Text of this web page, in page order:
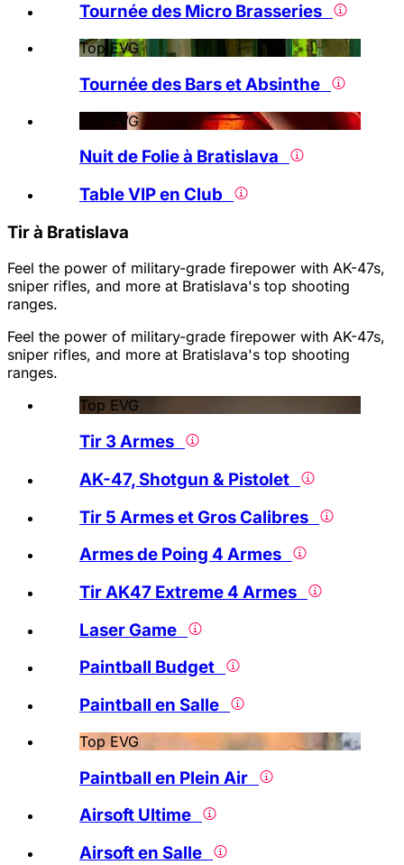
Tournée des Micro Brasseries
Top EVG
Tournée des Bars et Absinthe
Top EVG
Nuit de Folie à Bratislava
Table VIP en Club
Tir à Bratislava
Feel the power of military-grade firepower with AK-47s,
sniper rifles, and more at Bratislava's top shooting
ranges.
Feel the power of military-grade firepower with AK-47s,
sniper rifles, and more at Bratislava's top shooting
ranges.
Top EVG
Tir 3 Armes
AK-47, Shotgun & Pistolet
Tir 5 Armes et Gros Calibres
Armes de Poing 4 Armes
Tir AK47 Extreme 4 Armes
Laser Game
Paintball Budget
Paintball en Salle
Top EVG
Paintball en Plein Air
Airsoft Ultime
Airsoft en Salle